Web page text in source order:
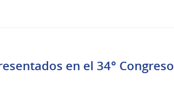
en el 34° Congreso